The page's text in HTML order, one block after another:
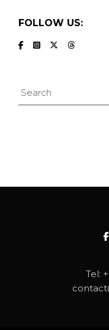
FOLLOW US:
Search
Tel: